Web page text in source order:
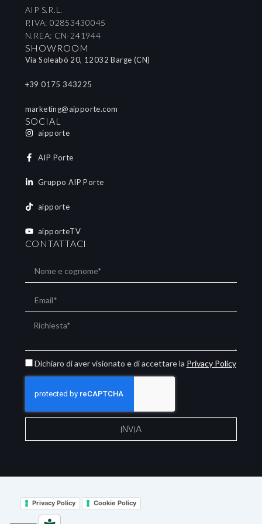
AIP S.R.L.
P.IVA: 02853430045
N.REA: CN-241944
SHOWROOM
Via Soleabò 20, 12032 Barge (CN)
+39 0175 343225
marketing@aipporte.com
SOCIAL
aipporte
AIP Porte
Gruppo AIP Porte
aipporte
aipporteTV
CONTATTACI
Richiesta
PrivacyDichiaro di aver visionato e di accettare la Privacy Policy
INVIA
Privacy Policy Cookie Policy